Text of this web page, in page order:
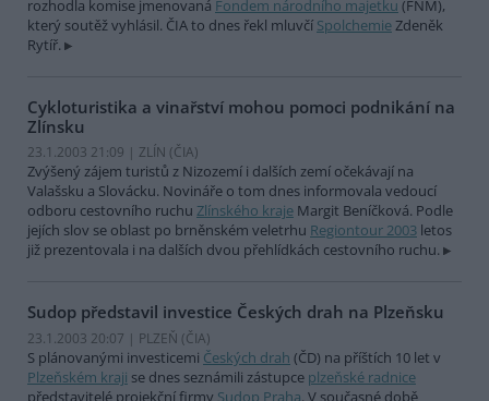
rozhodla komise jmenovaná Fondem národního majetku (FNM),
který soutěž vyhlásil. ČIA to dnes řekl mluvčí SpolchemieZdeněk
Rytíř.
Cykloturistika a vinařství mohou pomoci podnikání na
Zlínsku
23.1.2003 21:09 | ZLÍN (ČIA)
Zvýšený zájem turistů z Nizozemí i dalších zemí očekávají na
Valašsku a Slovácku. Novináře o tom dnes informovala vedoucí
odboru cestovního ruchu Zlínského kraje Margit Beníčková. Podle
jejích slov se oblast po brněnském veletrhu Regiontour 2003 letos
již prezentovala i na dalších dvou přehlídkách cestovního ruchu.
Sudop představil investice Českých drah na Plzeňsku
23.1.2003 20:07 | PLZEŇ (ČIA)
S plánovanými investicemi Českých drah (ČD) na příštích 10 let v
Plzeňském kraji se dnes seznámili zástupce plzeňské radnice
představitelé projekční firmy Sudop Praha. V současné době